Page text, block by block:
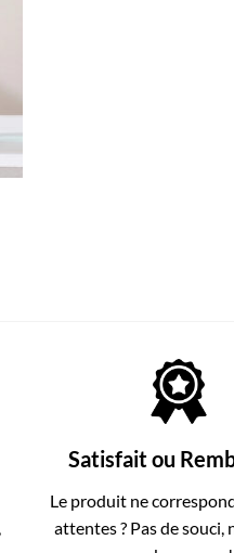
Satisfait ou
Le produit ne
attentes ? Pas de souci,